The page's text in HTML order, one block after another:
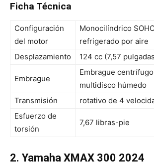
Ficha Técnica
Configuración
del motor
Monocilíndrico
refrigerado por aire
Desplazamiento
124 cc (7,57
Embrague
Embrague
multidisco húmedo
Transmisión
rotativo de 4
Esfuerzo de
torsión
7,67 libras-pie
2. Yamaha XMAX 300 2024